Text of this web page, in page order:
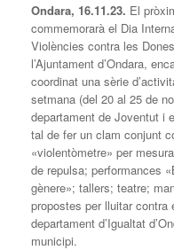
Ondara, 16.11.23. El
commemorarà el Dia
Violències contra les
l’Ajuntament d’Ondara,
coordinat una sèrie
setmana (del 20 al 25 de
departament de Joventut i
tal de fer un clam conjunt
«violentòmetre» per
de repulsa; performances
gènere»; tallers; teatre;
propostes per lluitar
departament d’Igualtat
municipi.